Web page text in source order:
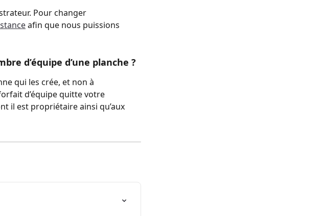
Pour changer
afin que nous puissions
d’équipe d’une planche ?
qui les crée, et non à
d’équipe quitte votre
il est propriétaire ainsi qu’aux